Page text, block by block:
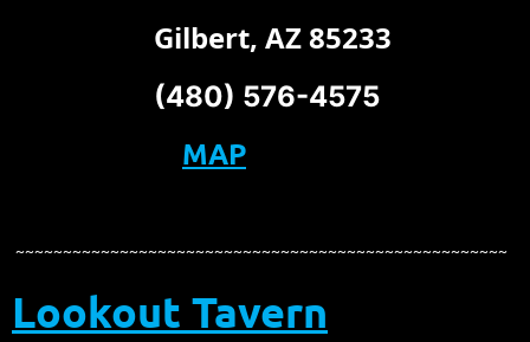
Gilbert, AZ 85233
(480) 576-4575
MAP
~~~~~~~~~~~~~~~~~~~~~~~~~~~~~~~~~~~~~~~~~~~~~~~~~~~~
Lookout Tavern